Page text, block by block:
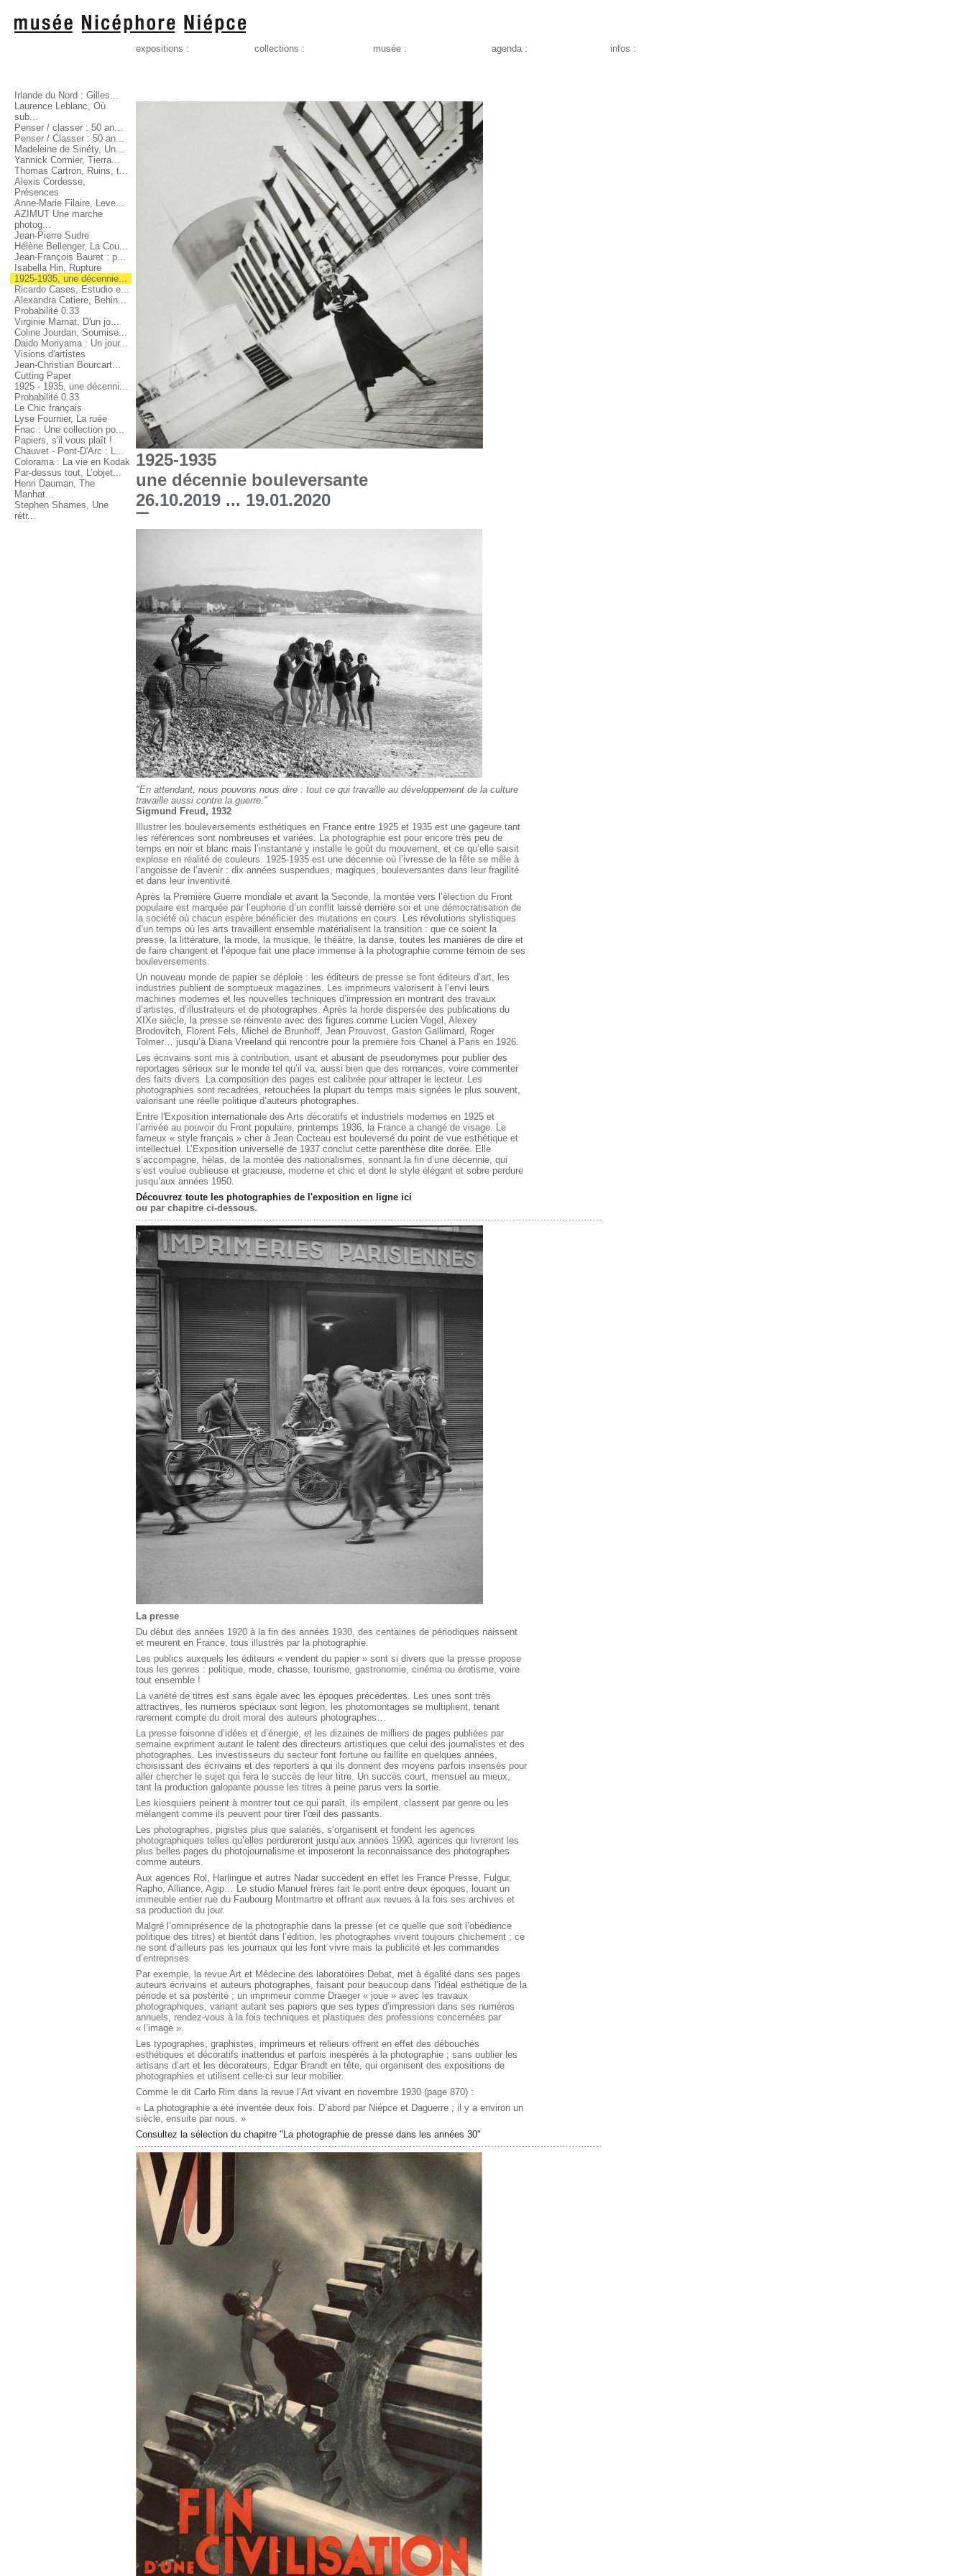
expositions : collections : musée : agenda : infos :
Irlande du Nord : Gilles...
Laurence Leblanc, Où
sub...
Penser / classer : 50 an...
Penser / Classer : 50 an...
Madeleine de Sinéty, Un...
Yannick Cormier, Tierra...
Thomas Cartron, Ruins, t...
Alexis Cordesse,
Présences
Anne-Marie Filaire, Leve...
AZIMUT Une marche
photog...
Jean-Pierre Sudre
Hélène Bellenger, La Cou...
Jean-François Bauret : p...
Isabella Hin, Rupture
1925-1935, une décennie...
Ricardo Cases, Estudio e...
Alexandra Catiere, Behin...
Probabilité 0.33
Virginie Marnat, D'un jo...
Coline Jourdan, Soumise...
Daido Moriyama : Un jour...
Visions d'artistes
Jean-Christian Bourcart...
Cutting Paper
1925 - 1935, une décenni...
Probabilité 0.33
Le Chic français
Lyse Fournier, La ruée
Fnac : Une collection po...
Papiers, s'il vous plaît !
Chauvet - Pont-D'Arc : L...
Colorama : La vie en Kodak
Par-dessus tout, L’objet...
Henri Dauman, The
Manhat...
Stephen Shames, Une
rétr...
1925-1935
une décennie bouleversante
26.10.2019 ... 19.01.2020
"En attendant, nous pouvons nous dire : tout ce qui travaille au développement de la culture
travaille aussi contre la guerre."
Sigmund Freud, 1932
Illustrer les bouleversements esthétiques en France entre 1925 et 1935 est une gageure tant
les références sont nombreuses et variées. La photographie est pour encore très peu de
temps en noir et blanc mais l’instantané y installe le goût du mouvement, et ce qu’elle saisit
explose en réalité de couleurs. 1925-1935 est une décennie où l’ivresse de la fête se mêle à
l’angoisse de l’avenir : dix années suspendues, magiques, bouleversantes dans leur fragilité
et dans leur inventivité.
Après la Première Guerre mondiale et avant la Seconde, la montée vers l’élection du Front
populaire est marquée par l’euphorie d’un conflit laissé derrière soi et une démocratisation de
la société où chacun espère bénéficier des mutations en cours. Les révolutions stylistiques
d’un temps où les arts travaillent ensemble matérialisent la transition : que ce soient la
presse, la littérature, la mode, la musique, le théâtre, la danse, toutes les manières de dire et
de faire changent et l’époque fait une place immense à la photographie comme témoin de ses
bouleversements.
Un nouveau monde de papier se déploie : les éditeurs de presse se font éditeurs d’art, les
industries publient de somptueux magazines. Les imprimeurs valorisent à l’envi leurs
machines modernes et les nouvelles techniques d’impression en montrant des travaux
d’artistes, d’illustrateurs et de photographes. Après la horde dispersée des publications du
XIXe siècle, la presse se réinvente avec des figures comme Lucien Vogel, Alexey
Brodovitch, Florent Fels, Michel de Brunhoff, Jean Prouvost, Gaston Gallimard, Roger
Tolmer… jusqu’à Diana Vreeland qui rencontre pour la première fois Chanel à Paris en 1926.
Les écrivains sont mis à contribution, usant et abusant de pseudonymes pour publier des
reportages sérieux sur le monde tel qu’il va, aussi bien que des romances, voire commenter
des faits divers. La composition des pages est calibrée pour attraper le lecteur. Les
photographies sont recadrées, retouchées la plupart du temps mais signées le plus souvent,
valorisant une réelle politique d’auteurs photographes.
Entre l'Exposition internationale des Arts décoratifs et industriels modernes en 1925 et
l’arrivée au pouvoir du Front populaire, printemps 1936, la France a changé de visage. Le
fameux « style français » cher à Jean Cocteau est bouleversé du point de vue esthétique et
intellectuel. L’Exposition universelle de 1937 conclut cette parenthèse dite dorée. Elle
s’accompagne, hélas, de la montée des nationalismes, sonnant la fin d’une décennie, qui
s’est voulue oublieuse et gracieuse, moderne et chic et dont le style élégant et sobre perdure
jusqu’aux années 1950.
Découvrez toute les photographies de l'exposition en ligne ici
ou par chapitre ci-dessous.
La presse
Du début des années 1920 à la fin des années 1930, des centaines de périodiques naissent
et meurent en France, tous illustrés par la photographie.
Les publics auxquels les éditeurs « vendent du papier » sont si divers que la presse propose
tous les genres : politique, mode, chasse, tourisme, gastronomie, cinéma ou érotisme, voire
tout ensemble !
La variété de titres est sans égale avec les époques précédentes. Les unes sont très
attractives, les numéros spéciaux sont légion, les photomontages se multiplient, tenant
rarement compte du droit moral des auteurs photographes…
La presse foisonne d’idées et d’énergie, et les dizaines de milliers de pages publiées par
semaine expriment autant le talent des directeurs artistiques que celui des journalistes et des
photographes. Les investisseurs du secteur font fortune ou faillite en quelques années,
choisissant des écrivains et des reporters à qui ils donnent des moyens parfois insensés pour
aller chercher le sujet qui fera le succès de leur titre. Un succès court, mensuel au mieux,
tant la production galopante pousse les titres à peine parus vers la sortie.
Les kiosquiers peinent à montrer tout ce qui paraît, ils empilent, classent par genre ou les
mélangent comme ils peuvent pour tirer l’œil des passants.
Les photographes, pigistes plus que salariés, s’organisent et fondent les agences
photographiques telles qu’elles perdureront jusqu’aux années 1990, agences qui livreront les
plus belles pages du photojournalisme et imposeront la reconnaissance des photographes
comme auteurs.
Aux agences Rol, Harlingue et autres Nadar succèdent en effet les France Presse, Fulgur,
Rapho, Alliance, Agip… Le studio Manuel frères fait le pont entre deux époques, louant un
immeuble entier rue du Faubourg Montmartre et offrant aux revues à la fois ses archives et
sa production du jour.
Malgré l’omniprésence de la photographie dans la presse (et ce quelle que soit l’obédience
politique des titres) et bientôt dans l’édition, les photographes vivent toujours chichement ; ce
ne sont d’ailleurs pas les journaux qui les font vivre mais la publicité et les commandes
d’entreprises.
Par exemple, la revue Art et Médecine des laboratoires Debat, met à égalité dans ses pages
auteurs écrivains et auteurs photographes, faisant pour beaucoup dans l’idéal esthétique de la
période et sa postérité ; un imprimeur comme Draeger « joue » avec les travaux
photographiques, variant autant ses papiers que ses types d’impression dans ses numéros
annuels, rendez-vous à la fois techniques et plastiques des professions concernées par
« l’image ».
Les typographes, graphistes, imprimeurs et relieurs offrent en effet des débouchés
esthétiques et décoratifs inattendus et parfois inespérés à la photographie ; sans oublier les
artisans d’art et les décorateurs, Edgar Brandt en tête, qui organisent des expositions de
photographies et utilisent celle-ci sur leur mobilier.
Comme le dit Carlo Rim dans la revue l’Art vivant en novembre 1930 (page 870) :
« La photographie a été inventée deux fois. D’abord par Niépce et Daguerre ; il y a environ un
siècle, ensuite par nous. »
Consultez la sélection du chapitre "La photographie de presse dans les années 30"